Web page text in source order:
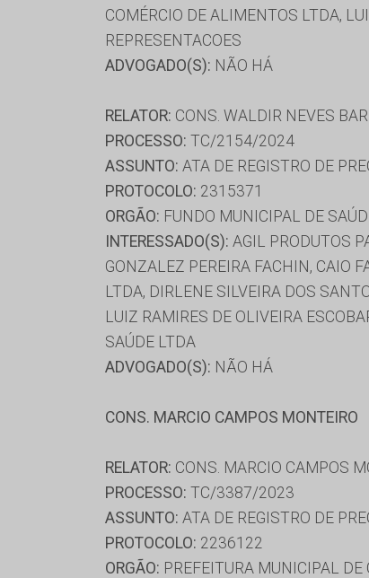
COMÉRCIO DE ALIMENTOS LTDA,
REPRESENTACOES
ADVOGADO(S): NÃO HÁ
RELATOR: CONS. WALDIR NEVES
PROCESSO: TC/2154/2024
ASSUNTO: ATA DE REGISTRO DE
PROTOCOLO: 2315371
ORGÃO: FUNDO MUNICIPAL DE
INTERESSADO(S): AGIL PRODUTOS
GONZALEZ PEREIRA FACHIN, CAIO
LTDA, DIRLENE SILVEIRA DOS
LUIZ RAMIRES DE OLIVEIRA
SAÚDE LTDA
ADVOGADO(S): NÃO HÁ
CONS. MARCIO CAMPOS MONTEIRO
RELATOR: CONS. MARCIO CAMPOS
PROCESSO: TC/3387/2023
ASSUNTO: ATA DE REGISTRO DE
PROTOCOLO: 2236122
ORGÃO: PREFEITURA MUNICIPAL DE